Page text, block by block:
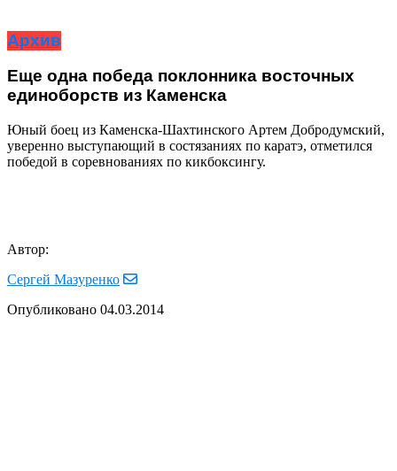
Архив
Еще одна победа поклонника восточных
единоборств из Каменска
Юный боец из Каменска-Шахтинского Артем Добродумский,
уверенно выступающий в состязаниях по каратэ, отметился
победой в соревнованиях по кикбоксингу.
Автор:
Сергей Мазуренко
Опубликовано 04.03.2014